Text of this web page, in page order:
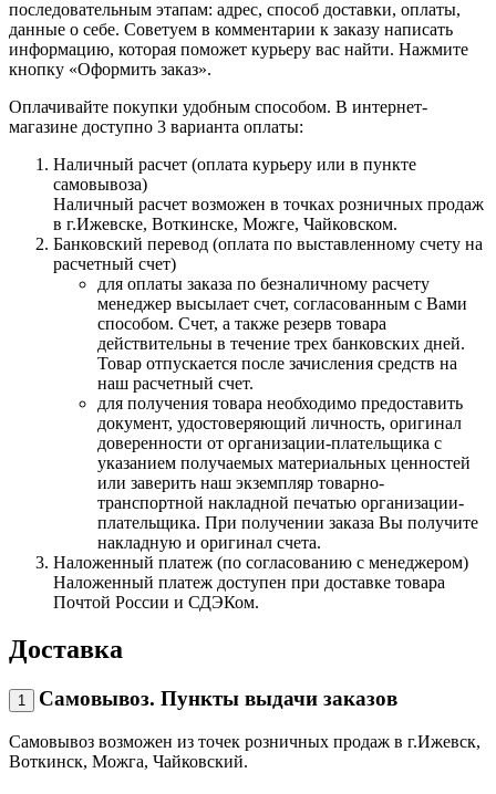
последовательным этапам: адрес, способ доставки, оплаты,
данные о себе. Советуем в комментарии к заказу написать
информацию, которая поможет курьеру вас найти. Нажмите
кнопку «Оформить заказ».
Оплачивайте покупки удобным способом. В интернет-
магазине доступно 3 варианта оплаты:
Наличный расчет (оплата курьеру или в пункте
самовывоза)
Наличный расчет возможен в точках розничных продаж
в г.Ижевске, Воткинске, Можге, Чайковском.
Банковский перевод (оплата по выставленному счету на
расчетный счет)
для оплаты заказа по безналичному расчету
менеджер высылает счет, согласованным с Вами
способом. Счет, а также резерв товара
действительны в течение трех банковских дней.
Товар отпускается после зачисления средств на
наш расчетный счет.
для получения товара необходимо предоставить
документ, удостоверяющий личность, оригинал
доверенности от организации-плательщика с
указанием получаемых материальных ценностей
или заверить наш экземпляр товарно-
транспортной накладной печатью организации-
плательщика. При получении заказа Вы получите
накладную и оригинал счета.
Наложенный платеж (по согласованию с менеджером)
Наложенный платеж доступен при доставке товара
Почтой России и СДЭКом.
Доставка
1 Самовывоз. Пункты выдачи заказов
Самовывоз возможен из точек розничных продаж в г.Ижевск,
Воткинск, Можга, Чайковский.